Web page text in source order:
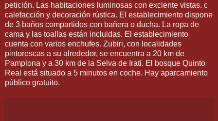
petición. Las habitaciones luminosas con exclente vistas. c
calefacción y decoración rústica. El establecimiento dispone
de 3 baños compartidos con bañera o ducha. La ropa de
cama y las toallas están incluidas. El establecimiento
cuenta con varios enchufes. Zubiri, con localidades
pintorescas a su alrededor, se encuentra a 20 km de
Pamplona y a 30 km de la Selva de Irati. El bosque Quinto
Real está situado a 5 minutos en coche. Hay aparcamiento
público gratuito.